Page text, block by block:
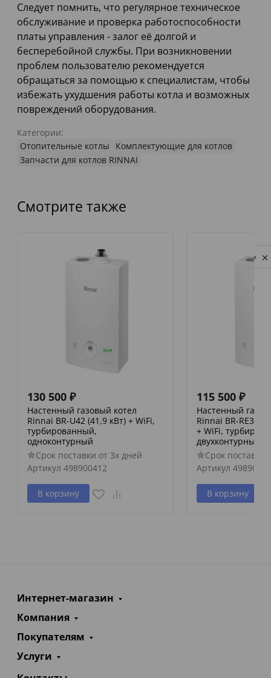
Следует помнить, что регулярное техническое
обслуживание и проверка работоспособности
платы управления - залог её долгой и
бесперебойной службы. При возникновении
проблем пользователю рекомендуется
обращаться за помощью к специалистам, чтобы
избежать ухудшения работы котла и возможных
повреждений оборудования.
Категории:
Отопительные котлы
Комплектующие для котлов
Запчасти для котлов RINNAI
Смотрите также
130 500 ₽
Настенный газовый котел
Rinnai BR-U42 (41,9 кВт) + WiFi,
турбированный,
одноконтурный
Срок поставки от 3х дней
Артикул 498900412
В корзину
115 500 ₽
Настенный
Rinnai BR-RE30 +
+ WiFi,
двухконтурный
Срок поставки
Артикул
В корзину
Интернет-магазин
Компания
Покупателям
Услуги
Privacy notice